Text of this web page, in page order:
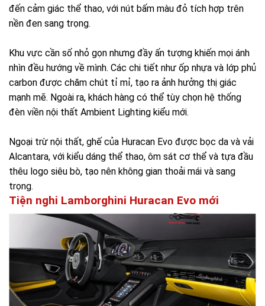
đến cảm giác thể thao, với nút bấm màu đỏ tích hợp trên
nền đen sang trọng.
Khu vực cần số nhỏ gọn nhưng đầy ấn tượng khiến mọi ánh
nhìn đều hướng về mình. Các chi tiết như ốp nhựa và lớp phủ
carbon được chăm chút tỉ mỉ, tạo ra ảnh hưởng thị giác
mạnh mẽ. Ngoài ra, khách hàng có thể tùy chọn hệ thống
đèn viền nội thất Ambient Lighting kiểu mới.
Ngoại trừ nội thất, ghế của Huracan Evo được bọc da và vải
Alcantara, với kiểu dáng thể thao, ôm sát cơ thể và tựa đầu
thêu logo siêu bò, tạo nên không gian thoải mái và sang
trọng.
Tiện nghi Lamborghini Huracan Evo mới